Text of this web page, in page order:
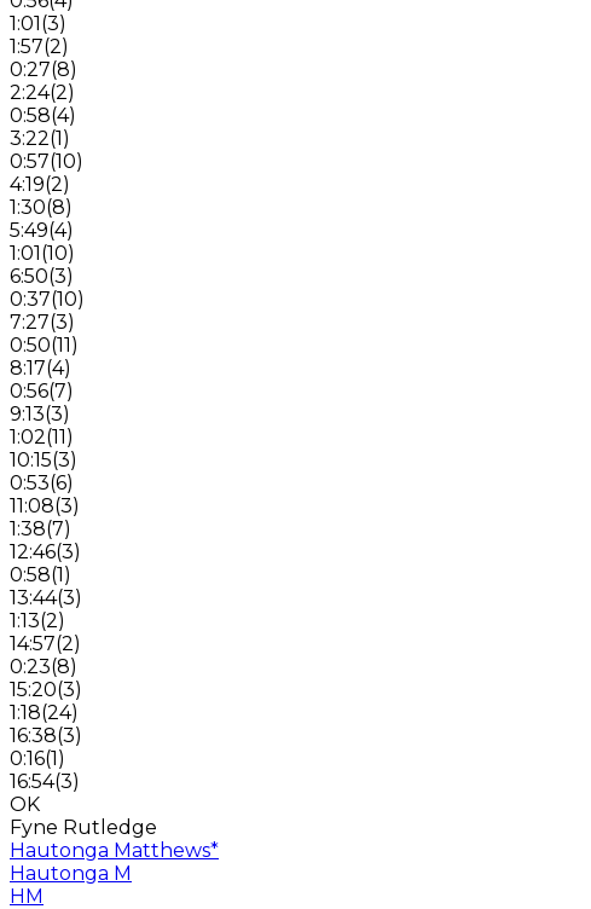
1:01(3)
1:57(2)
0:27(8)
2:24(2)
0:58(4)
3:22(1)
0:57(10)
4:19(2)
1:30(8)
5:49(4)
1:01(10)
6:50(3)
0:37(10)
7:27(3)
0:50(11)
8:17(4)
0:56(7)
9:13(3)
1:02(11)
10:15(3)
0:53(6)
11:08(3)
1:38(7)
12:46(3)
0:58(1)
13:44(3)
1:13(2)
14:57(2)
0:23(8)
15:20(3)
1:18(24)
16:38(3)
0:16(1)
16:54(3)
OK
Fyne Rutledge
Hautonga Matthews*
Hautonga M
HM